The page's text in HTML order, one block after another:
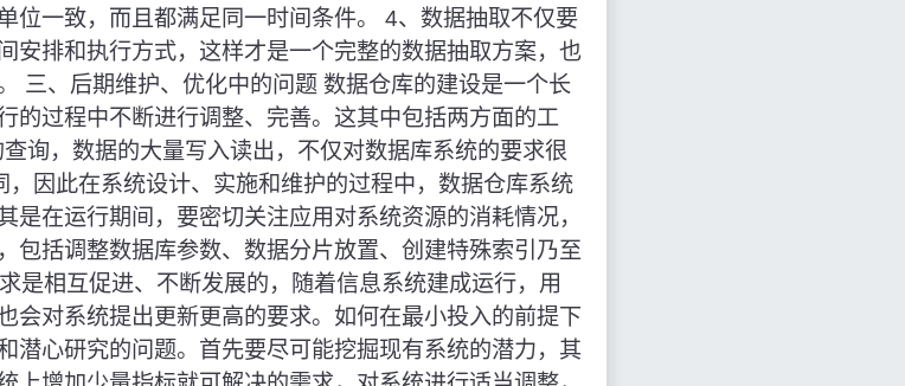
位一致，而且都满足同一时间条件。 4、数据抽取不仅要
安排和执行方式，这样才是一个完整的数据抽取方案，也
三、后期维护、优化中的问题 数据仓库的建设是一个长
的过程中不断进行调整、完善。这其中包括两方面的工
询，数据的大量写入读出，不仅对数据库系统的要求很
因此在系统设计、实施和维护的过程中，数据仓库系统
是在运行期间，要密切关注应用对系统资源的消耗情况，
包括调整数据库参数、数据分片放置、创建特殊索引乃至
是相互促进、不断发展的，随着信息系统建成运行，用
会对系统提出更新更高的要求。如何在最小投入的前提下
潜心研究的问题。首先要尽可能挖掘现有系统的潜力，其